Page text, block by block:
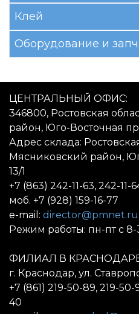
Клей
Оборудование и
ЦЕНТРАЛЬНЫЙ ОФИС:
346800, Ростовская
район, Юго-Восточная
Адрес склада:
Мясниковский район,
13/1
+7 (863) 242-11-63, 242-11-
моб. +7 (928) 159-16-77
e-mail: director@pmnet.ru
Режим работы: пн-пт с 8-
ФИЛИАЛ В
г. Краснодар, ул.
+7 (861) 219-50-89, 219-
40